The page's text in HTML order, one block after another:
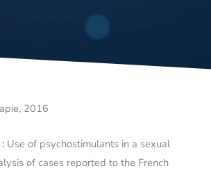
2016
Use of psychostimulants in a sexual
of cases reported to the French